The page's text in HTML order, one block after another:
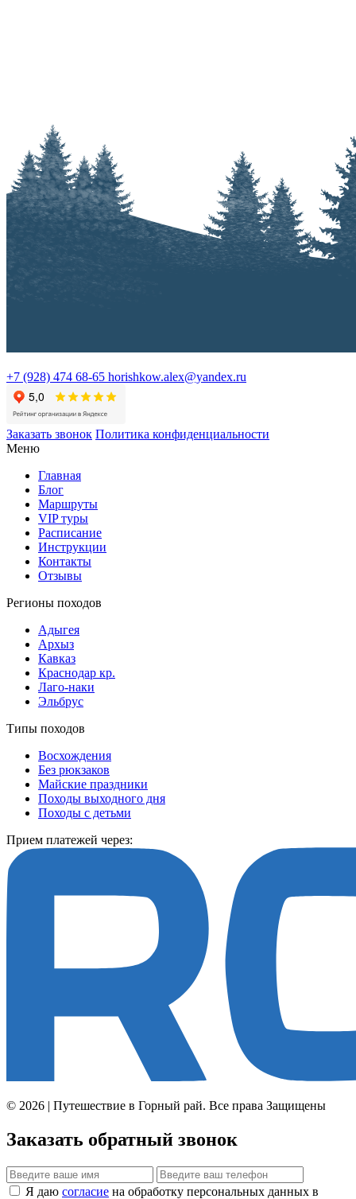
+7 (928) 474 68-65 horishkow.alex@yandex.ru
Заказать звонок Политика конфиденциальности
Меню
Главная
Блог
Маршруты
VIP туры
Расписание
Инструкции
Контакты
Отзывы
Регионы походов
Адыгея
Архыз
Кавказ
Краснодар кр.
Лаго-наки
Эльбрус
Типы походов
Восхождения
Без рюкзаков
Майские праздники
Походы выходного дня
Походы с детьми
Прием платежей через:
© 2026 | Путешествие в Горный рай. Все права Защищены
Заказать обратный звонок
Я даю согласие на обработку персональных данных в